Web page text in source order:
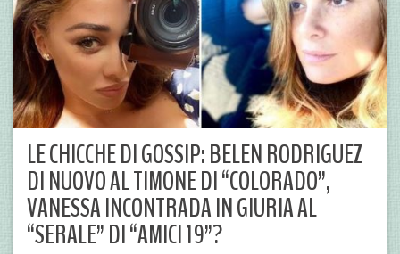
LE CHICCHE DI GOSSIP: BELEN RODRIGUEZ
DI NUOVO AL TIMONE DI “COLORADO”,
VANESSA INCONTRADA IN GIURIA AL
“SERALE” DI “AMICI 19”?